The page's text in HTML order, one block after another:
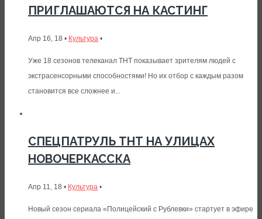
ПРИГЛАШАЮТСЯ НА КАСТИНГ
Апр 16, 18 • Культура •
Уже 18 сезонов телеканал ТНТ показывает зрителям людей с
экстрасенсорными способностями! Но их отбор с каждым разом
становится все сложнее и...
СПЕЦПАТРУЛЬ ТНТ НА УЛИЦАХ
НОВОЧЕРКАССКА
Апр 11, 18 • Культура •
Новый сезон сериала «Полицейский с Рублевки» стартует в эфире